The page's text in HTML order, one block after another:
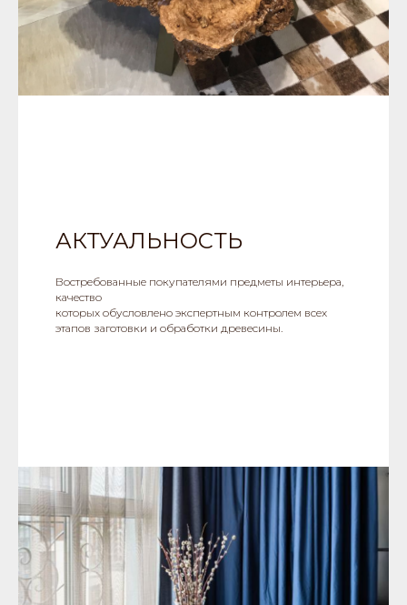
АКТУАЛЬНОСТЬ
Востребованные покупателями предметы интерьера,
качество
которых обусловлено экспертным контролем всех
этапов заготовки и обработки древесины.